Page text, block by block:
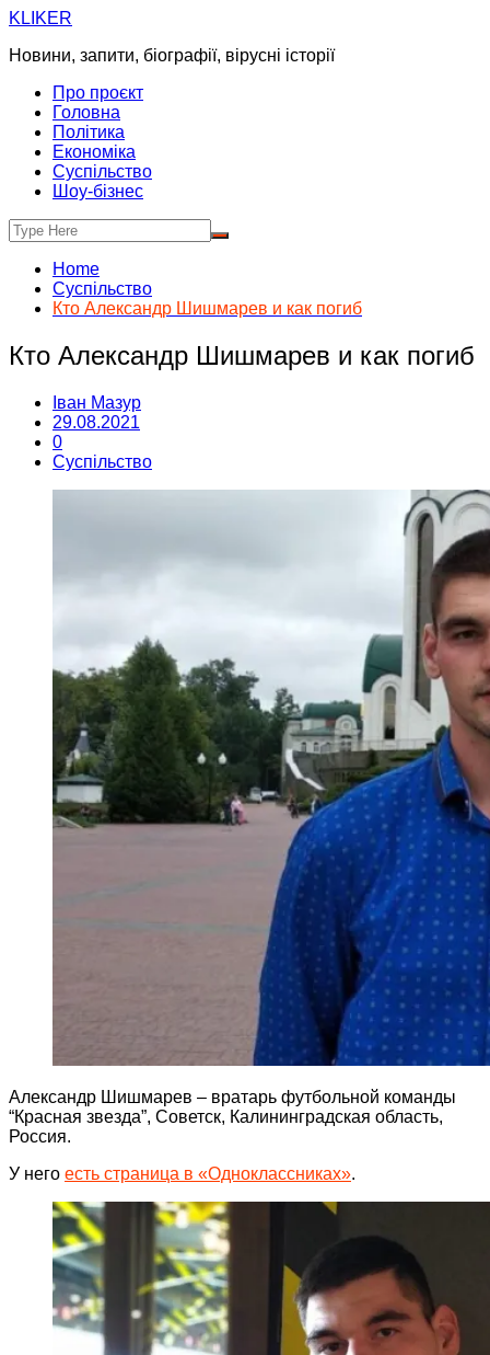
Skip
content
KLIKER
Новини, запити, біографії, вірусні історії
Про проєкт
Головна
Політика
Економіка
Суспільство
Шоу-бізнес
Home
Суспільство
Кто Александр Шишмарев и как погиб
Кто Александр Шишмарев и как погиб
Іван Мазур
29.08.2021
0
Суспільство
Александр Шишмарев – вратарь футбольной команды
“Красная звезда”, Советск, Калининградская область,
Россия.
У него есть страница в «Одноклассниках».